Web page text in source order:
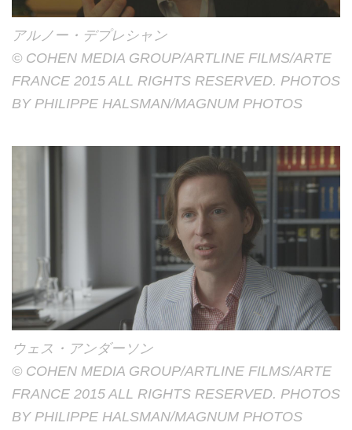
アルノー・デプレシャン
© COHEN MEDIA GROUP/ARTLINE FILMS/ARTE
FRANCE 2015 ALL RIGHTS RESERVED. PHOTOS
BY PHILIPPE HALSMAN/MAGNUM PHOTOS
ウェス・アンダーソン
© COHEN MEDIA GROUP/ARTLINE FILMS/ARTE
FRANCE 2015 ALL RIGHTS RESERVED. PHOTOS
BY PHILIPPE HALSMAN/MAGNUM PHOTOS